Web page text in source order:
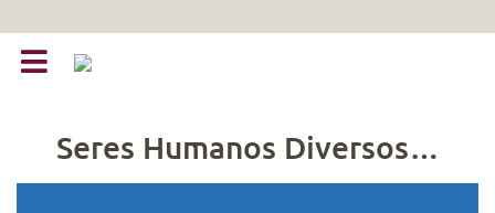
Seres Humanos Diversos…